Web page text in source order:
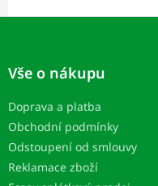
Z
Vše o nákupu
Doprava a platba
Obchodní podmínky
Odstoupení od smlouvy
Reklamace zboží